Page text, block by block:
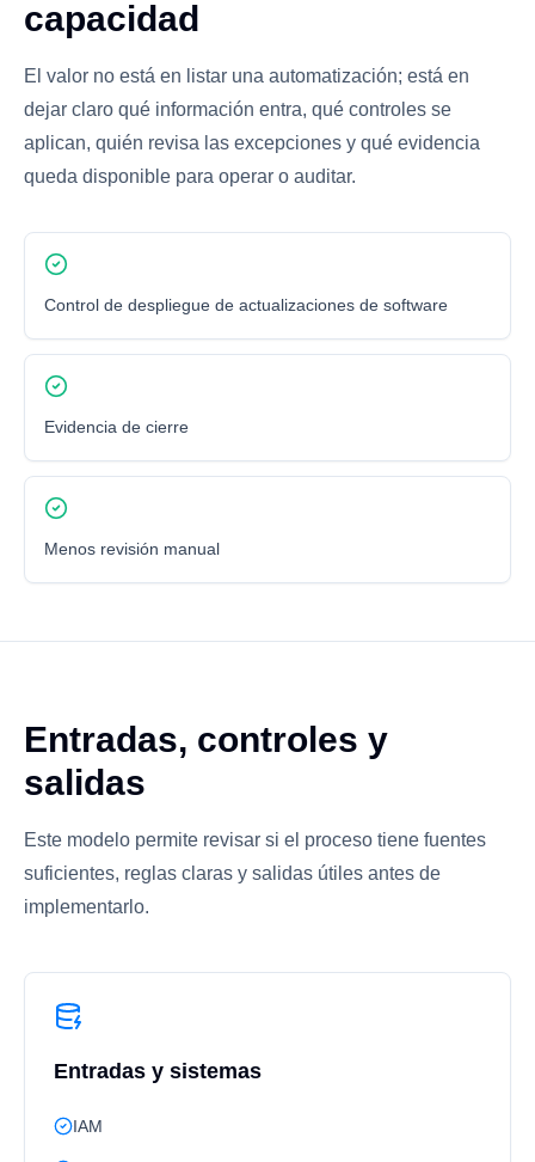
capacidad
El valor no está en listar una automatización; está en
dejar claro qué información entra, qué controles se
aplican, quién revisa las excepciones y qué evidencia
queda disponible para operar o auditar.
Control de despliegue de actualizaciones de software
Evidencia de cierre
Menos revisión manual
Entradas, controles y
salidas
Este modelo permite revisar si el proceso tiene fuentes
suficientes, reglas claras y salidas útiles antes de
implementarlo.
Entradas y sistemas
IAM